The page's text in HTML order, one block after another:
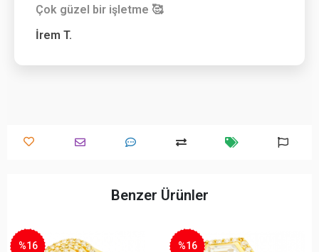
Çok güzel bir işletme 🥰
İrem T.
Benzer Ürünler